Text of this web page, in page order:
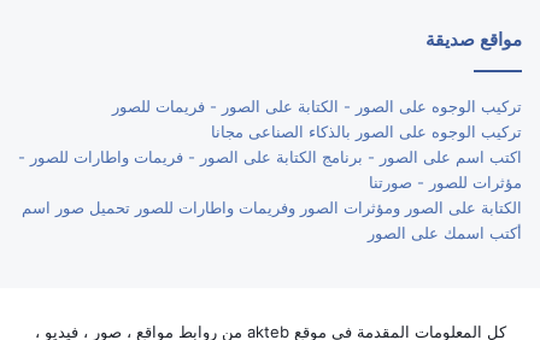
مواقع صديقة
تركيب الوجوه على الصور - الكتابة على الصور - فريمات للصور
تركيب الوجوه على الصور بالذكاء الصناعى مجانا
اكتب اسم على الصور - برنامج الكتابة على الصور - فريمات واطارات للصور -
مؤثرات للصور - صورتنا
الكتابة على الصور ومؤثرات الصور وفريمات واطارات للصور تحميل صور اسم
أكتب اسمك على الصور
كل المعلومات المقدمة في موقع akteb من روابط مواقع ، صور ، فيديو ،